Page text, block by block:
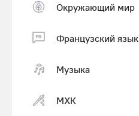
Окружающий мир
Французский язык
Музыка
МХК